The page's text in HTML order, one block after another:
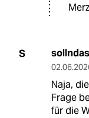
S sollndas
Naja,
Frage
für die